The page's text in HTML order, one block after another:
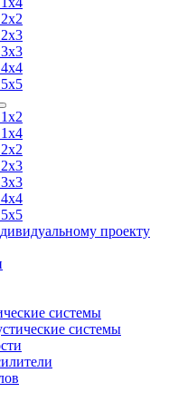
проекту
системы
системы